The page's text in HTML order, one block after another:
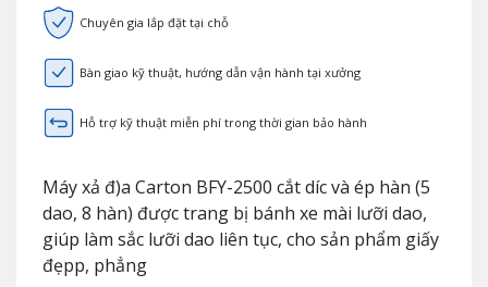
Chuyên gia lắp đặt tại chỗ
Bàn giao kỹ thuật, hướng dẫn vận hành tại xưởng
Hỗ trợ kỹ thuật miễn phí trong thời gian bảo hành
Máy xả đ)a Carton BFY-2500 cắt díc và ép hàn (5
dao, 8 hàn) được trang bị bánh xe mài lưỡi dao,
giúp làm sắc lưỡi dao liên tục, cho sản phẩm giấy
đẹpp, phẳng